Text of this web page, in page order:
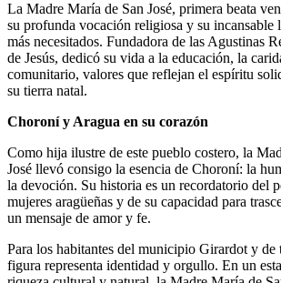
La Madre María de San José, primera beata
su profunda vocación religiosa y su incansable
más necesitados. Fundadora de las Agustinas
de Jesús, dedicó su vida a la educación, la
comunitario, valores que reflejan el espíritu
su tierra natal.
Choroní y Aragua en su corazón
Como hija ilustre de este pueblo costero, la
José llevó consigo la esencia de Choroní: la
la devoción. Su historia es un recordatorio del
mujeres aragüeñas y de su capacidad para
un mensaje de amor y fe.
Para los habitantes del municipio Girardot y de
figura representa identidad y orgullo. En un